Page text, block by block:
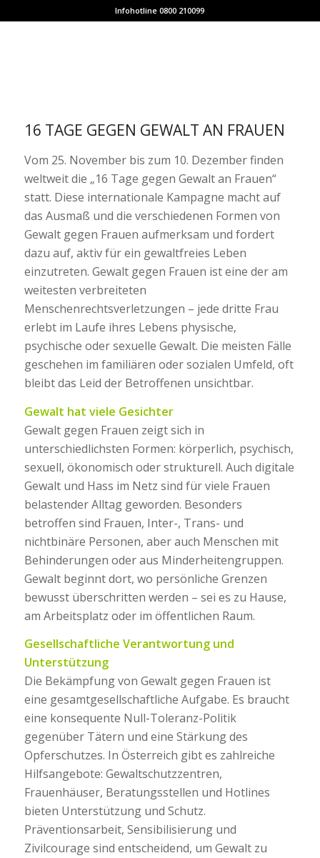
Infohotline 0800 210099
16 TAGE GEGEN GEWALT AN FRAUEN
Vom 25. November bis zum 10. Dezember finden
weltweit die „16 Tage gegen Gewalt an Frauen“
statt. Diese internationale Kampagne macht auf
das Ausmaß und die verschiedenen Formen von
Gewalt gegen Frauen aufmerksam und fordert
dazu auf, aktiv für ein gewaltfreies Leben
einzutreten. Gewalt gegen Frauen ist eine der am
weitesten verbreiteten
Menschenrechtsverletzungen – jede dritte Frau
erlebt im Laufe ihres Lebens physische,
psychische oder sexuelle Gewalt. Die meisten Fälle
geschehen im familiären oder sozialen Umfeld, oft
bleibt das Leid der Betroffenen unsichtbar.
Gewalt hat viele Gesichter
Gewalt gegen Frauen zeigt sich in
unterschiedlichsten Formen: körperlich, psychisch,
sexuell, ökonomisch oder strukturell. Auch digitale
Gewalt und Hass im Netz sind für viele Frauen
belastender Alltag geworden. Besonders
betroffen sind Frauen, Inter-, Trans- und
nichtbinäre Personen, aber auch Menschen mit
Behinderungen oder aus Minderheitengruppen.
Gewalt beginnt dort, wo persönliche Grenzen
bewusst überschritten werden – sei es zu Hause,
am Arbeitsplatz oder im öffentlichen Raum.
Gesellschaftliche Verantwortung und
Unterstützung
Die Bekämpfung von Gewalt gegen Frauen ist
eine gesamtgesellschaftliche Aufgabe. Es braucht
eine konsequente Null-Toleranz-Politik
gegenüber Tätern und eine Stärkung des
Opferschutzes. In Österreich gibt es zahlreiche
Hilfsangebote: Gewaltschutzzentren,
Frauenhäuser, Beratungsstellen und Hotlines
bieten Unterstützung und Schutz.
Präventionsarbeit, Sensibilisierung und
Zivilcourage sind entscheidend, um Gewalt zu